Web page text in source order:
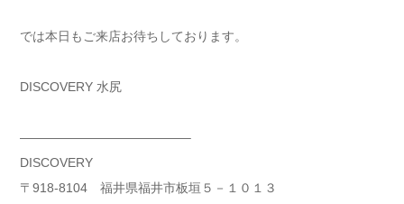
では本日もご来店お待ちしております。
DISCOVERY 水尻
—————————————–
DISCOVERY
〒918-8104 福井県福井市板垣５－１０１３